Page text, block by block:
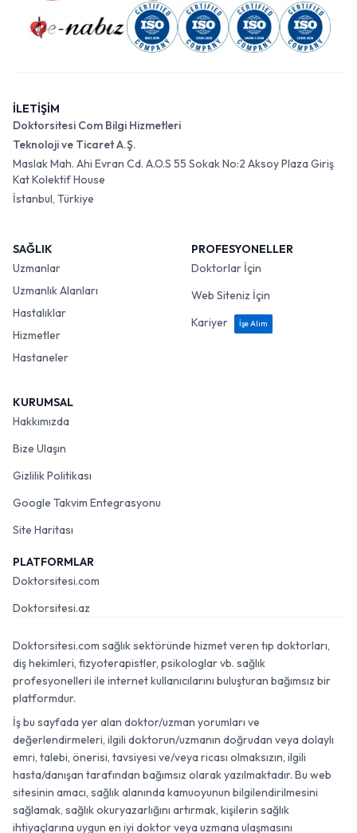
İLETİŞİM
Doktorsitesi Com Bilgi Hizmetleri
Teknoloji ve Ticaret A.Ş.
Maslak Mah. Ahi Evran Cd. A.O.S 55 Sokak No:2 Aksoy Plaza Giriş
Kat Kolektif House
İstanbul, Türkiye
SAĞLIK
Uzmanlar
Uzmanlık Alanları
Hastalıklar
Hizmetler
Hastaneler
PROFESYONELLER
Doktorlar İçin
Web Siteniz İçin
Kariyer
İşe Alım
KURUMSAL
Hakkımızda
Bize Ulaşın
Gizlilik Politikası
Google Takvim Entegrasyonu
Site Haritası
PLATFORMLAR
Doktorsitesi.com
Doktorsitesi.az
Doktorsitesi.com sağlık sektöründe hizmet veren tıp doktorları,
diş hekimleri, fizyoterapistler, psikologlar vb. sağlık
profesyonelleri ile internet kullanıcılarını buluşturan bağımsız bir
platformdur.
İş bu sayfada yer alan doktor/uzman yorumları ve
değerlendirmeleri, ilgili doktorun/uzmanın doğrudan veya dolaylı
emri, talebi, önerisi, tavsiyesi ve/veya ricası olmaksızın, ilgili
hasta/danışan tarafından bağımsız olarak yazılmaktadır. Bu web
sitesinin amacı, sağlık alanında kamuoyunun bilgilendirilmesini
sağlamak, sağlık okuryazarlığını artırmak, kişilerin sağlık
ihtiyaçlarına uygun en iyi doktor veya uzmana ulaşmasını